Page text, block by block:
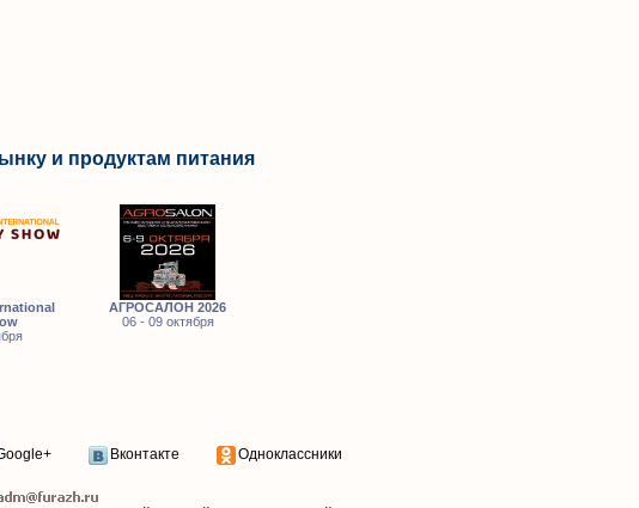
и продуктам питания
АГРОСАЛОН 2026
06 - 09 октября
Вконтакте Одноклассники